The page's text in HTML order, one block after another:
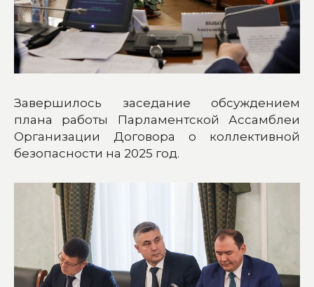
Завершилось заседание обсуждением
плана работы Парламентской Ассамблеи
Организации Договора о коллективной
безопасности на 2025 год.